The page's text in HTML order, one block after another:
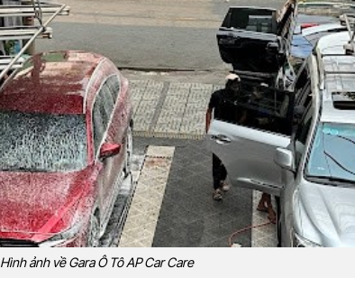
Hình ảnh về Gara Ô Tô AP Car Care